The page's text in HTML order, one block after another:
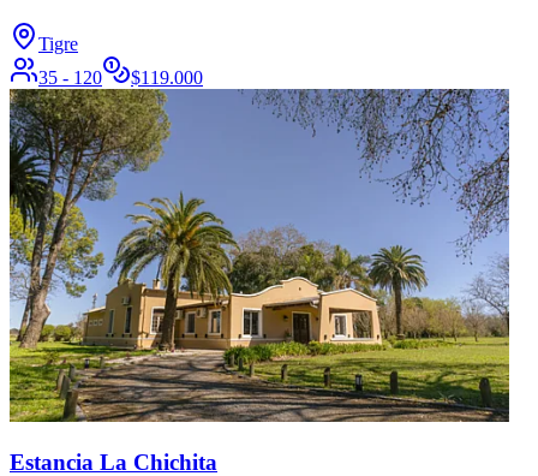
Tigre
35 - 120
$119.000
Estancia La Chichita